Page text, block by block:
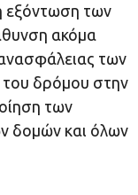
εξόντωση των
ακόμα
των
του δρόμου στην
των
δομών και όλων